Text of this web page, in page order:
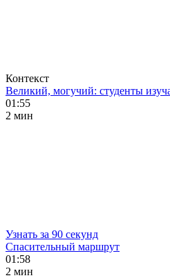
Контекст
Великий, могучий: студенты
01:55
2 мин
Узнать за 90 секунд
Спасительный маршрут
01:58
2 мин